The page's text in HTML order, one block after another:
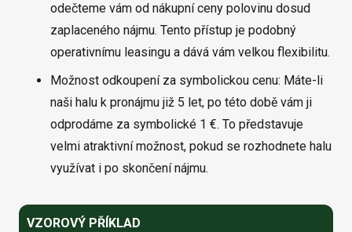
odečteme vám od nákupní ceny polovinu dosud
zaplaceného nájmu. Tento přístup je podobný
operativnímu leasingu a dává vám velkou flexibilitu.
Možnost odkoupení za symbolickou cenu: Máte-li
naši halu k pronájmu již 5 let, po této době vám ji
odprodáme za symbolické 1 €. To představuje
velmi atraktivní možnost, pokud se rozhodnete halu
využívat i po skončení nájmu.
VZOROVÝ PŘÍKLAD